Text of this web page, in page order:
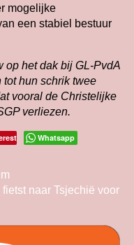
mogelijke
een stabiel bestuur
het dak bij GL‑PvdA
hun schrik twee
vooral de Christelijke
verliezen.
Whatsapp
naar Tsjechië voor